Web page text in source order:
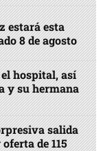
estará esta
8 de agosto
hospital, así
y su hermana
salida
de 115